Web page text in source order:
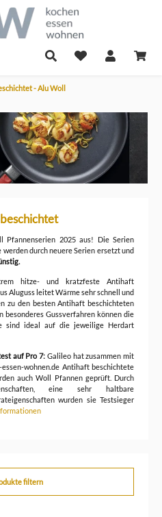
- Alu Woll
Pfannenserien 2025 aus! Die Serien
durch neuere Serien ersetzt und
hitze- und kratzfeste Antihaft
Aluguss leitet Wärme sehr schnell und
zu den besten Antihaft beschichteten
besonderes Gussverfahren können die
sind ideal auf die jeweilige Herdart
auf Pro 7: Galileo hat zusammen mit
wohnen.de Antihaft beschichtete
auch Woll Pfannen geprüft. Durch
eine sehr haltbare
wurden sie Testsieger
filtern